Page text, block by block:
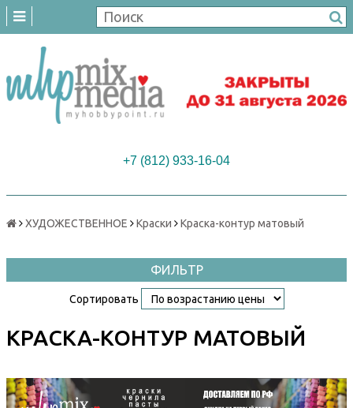
+7 (812) 933-16-04
ХУДОЖЕСТВЕННОЕ Краски Краска-контур матовый
ФИЛЬТР
Сортировать
КРАСКА-КОНТУР МАТОВЫЙ